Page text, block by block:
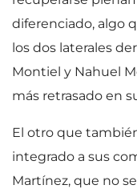
diferenciado, algo
los dos laterales
Montiel y Nahuel
más retrasado en
El otro que
integrado a sus
Martínez, que no